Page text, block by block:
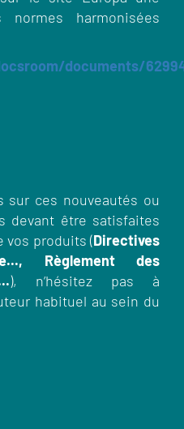
harmonisées
documents/
sur ces nouveautés ou
devant être satisfaites
vos produits (Directives
Règlement des
), n’hésitez pas à
habituel au sein du